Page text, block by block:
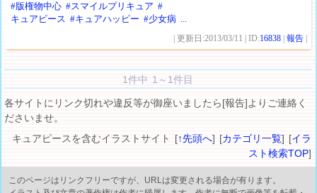
#版権物中心 #スマイルプリキュア #
キュアピース #キュアハッピー #少女病 ...
| 更新日:2013/03/11 | ID:16838 |報告
1件中 1～1件目
各サイトにリンク切れや違反等が御座いましたら[報告]よりご連絡く
ださいませ。
キュアピースを含むイラストサイト [↑先頭へ] [カテゴリ一覧] [イラ
スト検索TOP]
このページはリンクフリーですが、URLは変更される場合が有ります。